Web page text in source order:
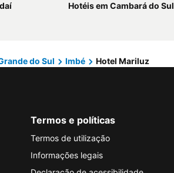
Hotéis em Cambará do Sul
do Sul Imbé Hotel Mariluz
Termos e políticas
Termos de utilização
Informações legais